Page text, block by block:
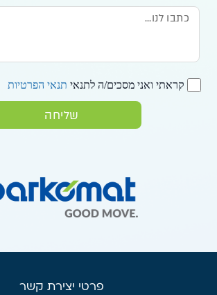
קראתי ואני מסכים/ה לתנאי תנאי הפרטיות
שליחה
פרטי יצירת קשר